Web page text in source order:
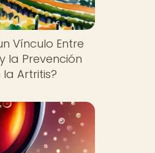
Vínculo Entre
la Prevención
Artritis?